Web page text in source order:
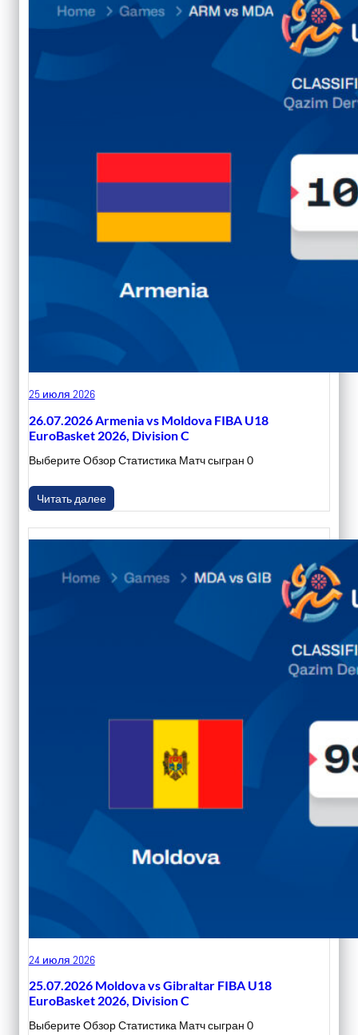
25 июля 2026
26.07.2026 Armenia vs Moldova FIBA U18
EuroBasket 2026, Division C
Выберите Обзор Статистика Матч сыгран 0
Читать далее
24 июля 2026
25.07.2026 Moldova vs Gibraltar FIBA U18
EuroBasket 2026, Division C
Выберите Обзор Статистика Матч сыгран 0